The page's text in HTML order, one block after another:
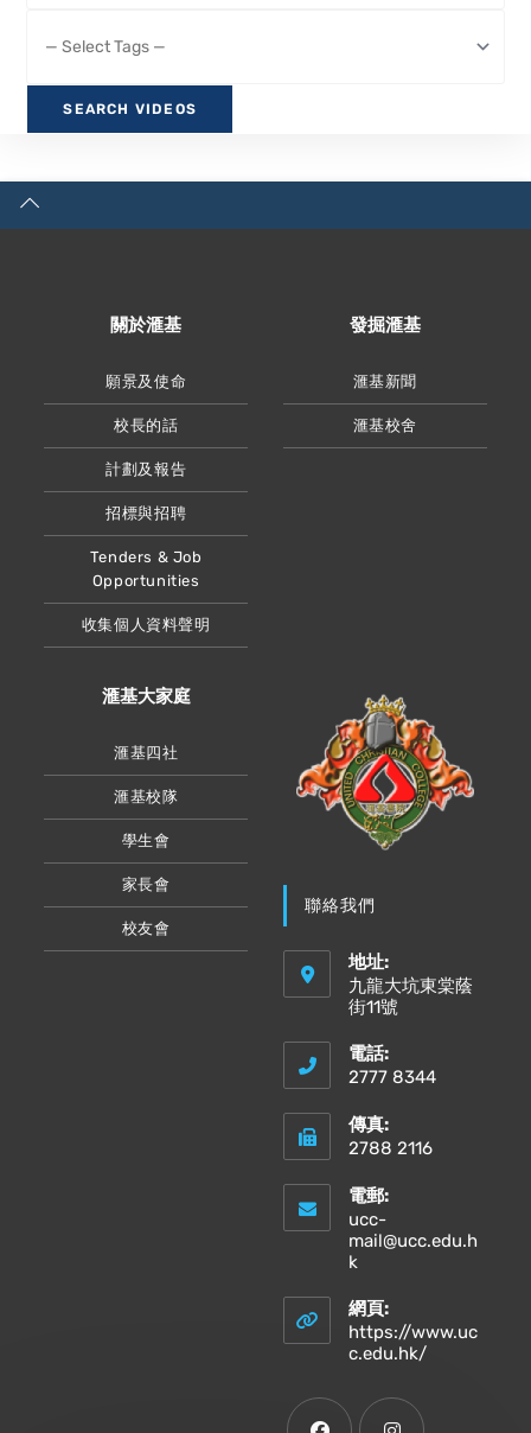
關於滙基
願景及使命
校長的話
計劃及報告
招標與招聘
Tenders & Job
Opportunities
收集個人資料聲明
發掘滙基
滙基新聞
滙基校舍
滙基大家庭
滙基四社
滙基校隊
學生會
家長會
校友會
聯絡我們
地址:
九龍大坑東棠蔭
街11號
電話:
2777 8344
傳真:
2788 2116
電郵:
ucc-
mail@ucc.edu.h
k
your
application
網頁:
https://www.uc
c.edu.hk/Opens